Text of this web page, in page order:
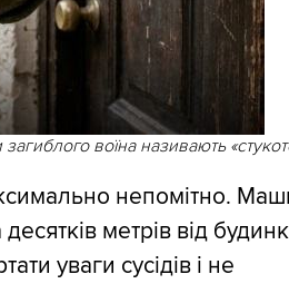
загиблого воїна називають
непомітно.
метрів від
уваги сусідів і не